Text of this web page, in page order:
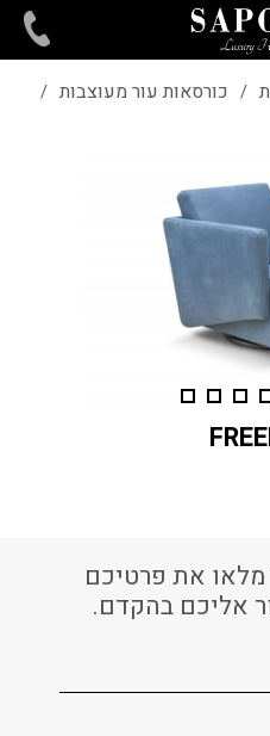
/ כורסאות עור מעוצבות /
מלאו את פרטיכם
אליכם בהקדם.